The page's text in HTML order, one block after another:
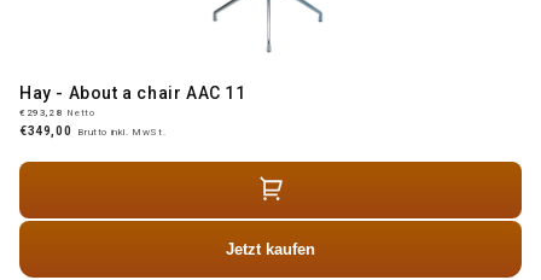
Hay - About a chair AAC 11
€293,28 Netto
€349,00 Brutto inkl. MwSt.
Jetzt kaufen